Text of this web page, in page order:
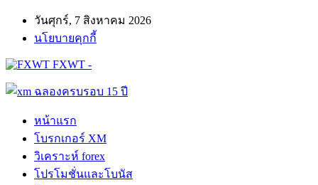
วันศุกร์, 7 สิงหาคม 2026
นโยบายคุกกี้
FXWT -
หน้าแรก
โบรกเกอร์ XM
วิเคราะห์ forex
โปรโมชั่นและโบนัส